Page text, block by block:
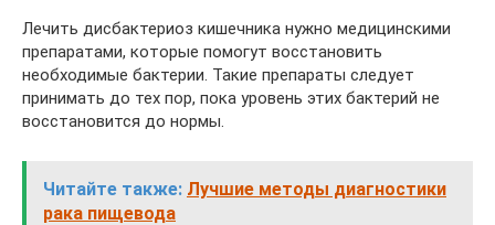
Лечить дисбактериоз кишечника нужно медицинскими
препаратами, которые помогут восстановить
необходимые бактерии. Такие препараты следует
принимать до тех пор, пока уровень этих бактерий не
восстановится до нормы.
Читайте также: Лучшие методы диагностики
рака пищевода